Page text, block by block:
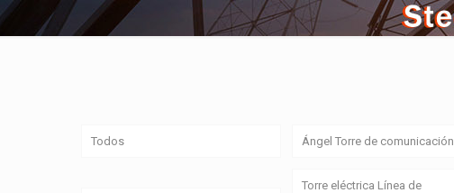
Todos Ángel Torre de comunicación
Torre eléctrica Línea de